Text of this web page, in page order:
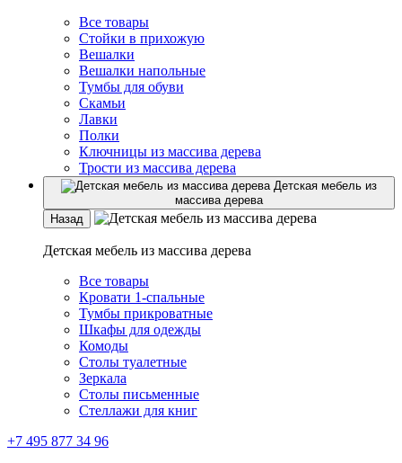
Все товары
Стойки в прихожую
Вешалки
Вешалки напольные
Тумбы для обуви
Скамьи
Лавки
Полки
Ключницы из массива дерева
Трости из массива дерева
Детская мебель из
массива дерева
Назад
Детская мебель из массива дерева
Все товары
Кровати 1-спальные
Тумбы прикроватные
Шкафы для одежды
Комоды
Столы туалетные
Зеркала
Столы письменные
Стеллажи для книг
+7 495 877 34 96